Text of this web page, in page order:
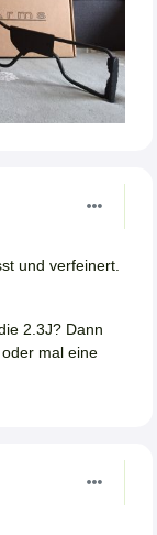
und verfeinert.
2.3J? Dann
mal eine